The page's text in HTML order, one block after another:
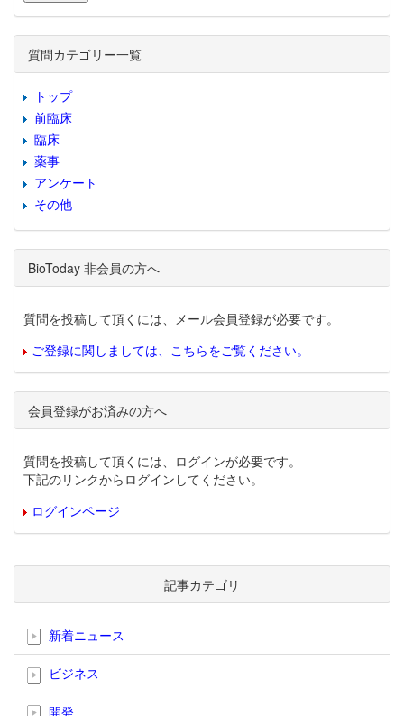
質問カテゴリー一覧
トップ
前臨床
臨床
薬事
アンケート
その他
BioToday 非会員の方へ
質問を投稿して頂くには、メール会員登録が必要です。
ご登録に関しましては、こちらをご覧ください。
会員登録がお済みの方へ
質問を投稿して頂くには、ログインが必要です。
下記のリンクからログインしてください。
ログインページ
記事カテゴリ
新着ニュース
ビジネス
開発